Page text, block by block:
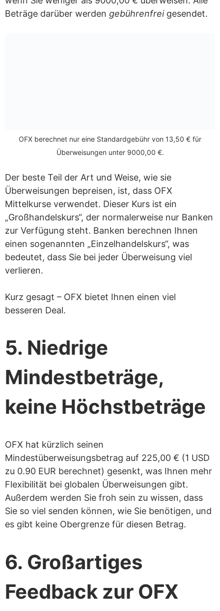
Beträge darüber werden gebührenfreigesendet.
OFX berechnet nur eine Standardgebühr von 13,50 € für
Überweisungen unter 9000,00 €.
Der beste Teil der Art und Weise, wie sie
Überweisungen bepreisen, ist, dass OFX
Mittelkurse verwendet. Dieser Kurs ist ein
„Großhandelskurs“, der normalerweise nur Banken
zur Verfügung steht. Banken berechnen Ihnen
einen sogenannten „Einzelhandelskurs“, was
bedeutet, dass Sie bei jeder Überweisung viel
verlieren.
Kurz gesagt – OFX bietet Ihnen einen viel
besseren Deal.
5. Niedrige
Mindestbeträge,
keine Höchstbeträge
OFX hat kürzlich seinen
Mindestüberweisungsbetrag auf 225,00 € (1 USD
zu 0.90 EUR berechnet) gesenkt, was Ihnen mehr
Flexibilität bei globalen Überweisungen gibt.
Außerdem werden Sie froh sein zu wissen, dass
Sie so viel senden können, wie Sie benötigen, und
es gibt keine Obergrenze für diesen Betrag.
6. Großartiges
Feedback zur OFX